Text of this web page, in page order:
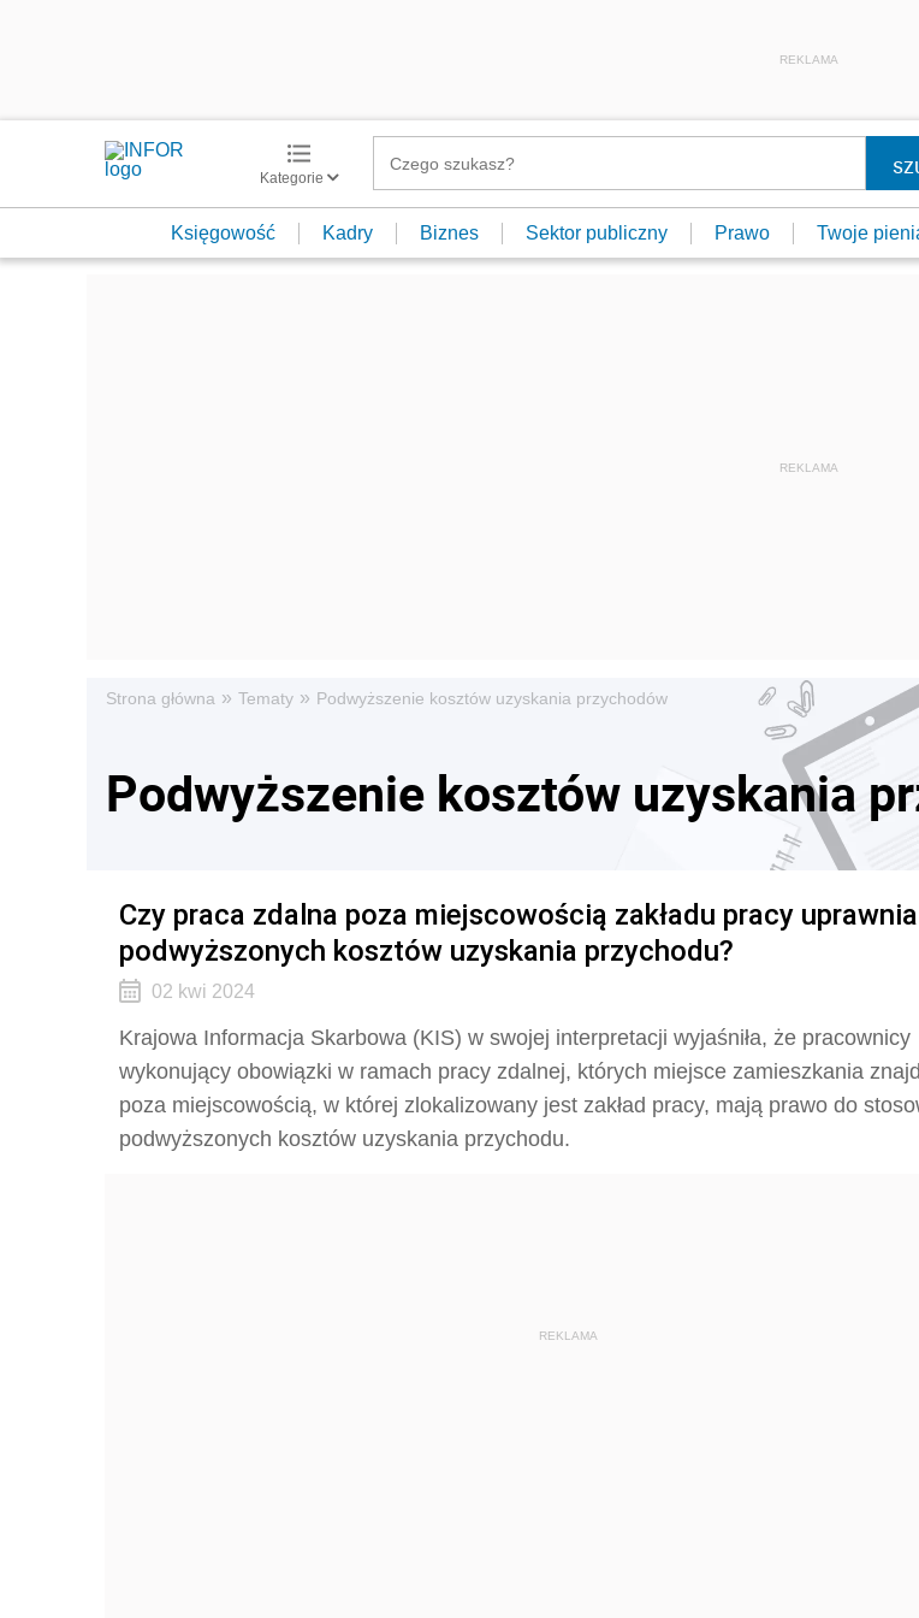
REKLAMA
Kategorie
Księgowość Kadry Biznes Sektor publiczny Prawo Twoje
Strona główna » Tematy » Podwyższenie kosztów uzyskania przychodów
Podwyższenie kosztów uzyskania
Czy praca zdalna poza miejscowością zakładu pracy
podwyższonych kosztów uzyskania przychodu?
02 kwi 2024
Krajowa Informacja Skarbowa (KIS) w swojej interpretacji wyjaśniła, że pracownicy
wykonujący obowiązki w ramach pracy zdalnej, których miejsce zamieszkania
poza miejscowością, w której zlokalizowany jest zakład pracy, mają prawo do
podwyższonych kosztów uzyskania przychodu.
REKLAMA